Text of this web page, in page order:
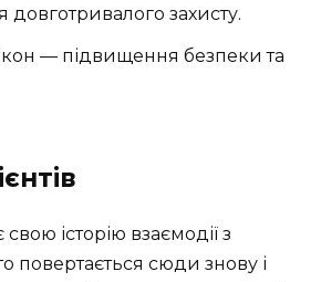
довготривалого захисту.
— підвищення безпеки та
історію взаємодії з
повертається сюди знову і